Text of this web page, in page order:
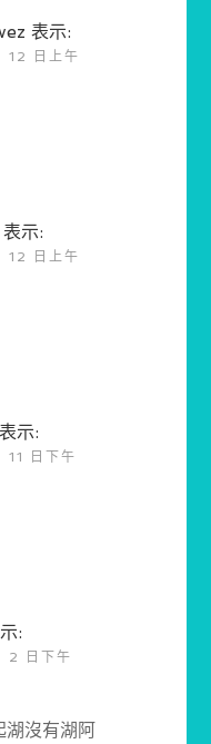
表示:
日上午
表示:
日上午
表示:
日下午
:
日下午
湖沒有湖阿